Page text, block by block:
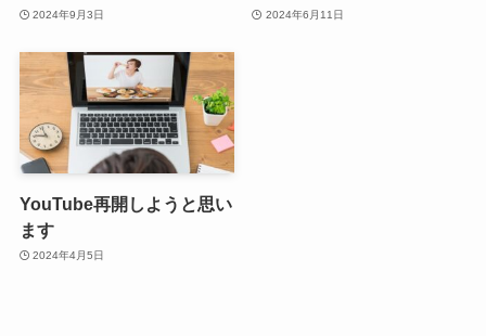
2024年9月3日 2024年6月11日
YouTube再開しようと思い
ます
2024年4月5日